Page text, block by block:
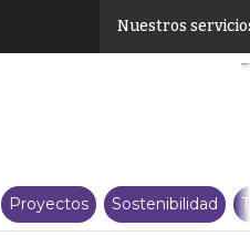
Nuestros
Proyectos Sostenibilidad